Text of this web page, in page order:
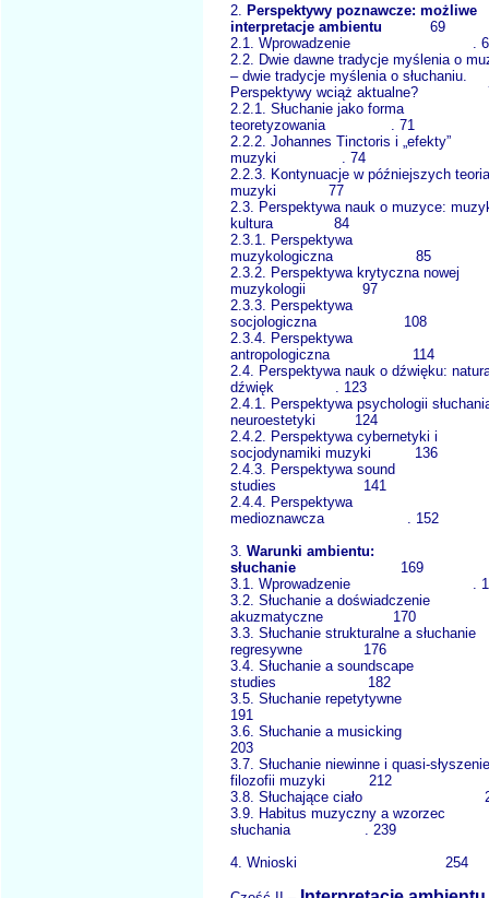
2.
Perspektywy poznawcze: możliwe
interpretacje ambientu
69
2.1. Wprowadzenie .
2.2. Dwie dawne tradycje myślenia o
– dwie tradycje myślenia o słuchaniu.
Perspektywy wciąż aktualne?
2.2.1. Słuchanie jako forma
teoretyzowania . 71
2.2.2. Johannes Tinctoris i „efekty”
muzyki . 74
2.2.3. Kontynuacje w późniejszych
muzyki 77
2.3. Perspektywa nauk o muzyce:
kultura 84
2.3.1. Perspektywa
muzykologiczna 85
2.3.2. Perspektywa krytyczna nowej
muzykologii 97
2.3.3. Perspektywa
socjologiczna 108
2.3.4. Perspektywa
antropologiczna 114
2.4. Perspektywa nauk o dźwięku:
dźwięk . 123
2.4.1. Perspektywa psychologii
neuroestetyki 124
2.4.2. Perspektywa cybernetyki i
socjodynamiki muzyki 136
2.4.3. Perspektywa sound
studies 141
2.4.4. Perspektywa
medioznawcza . 152
3. Warunki ambientu:
słuchanie
169
3.1. Wprowadzenie .
3.2. Słuchanie a doświadczenie
akuzmatyczne 170
3.3. Słuchanie strukturalne a słuchanie
regresywne 176
3.4. Słuchanie a soundscape
studies 182
3.5. Słuchanie
191
3.6. Słuchanie a
203
3.7. Słuchanie niewinne i quasi-
filozofii muzyki 212
3.8. Słuchające ciało
3.9. Habitus muzyczny a wzorzec
słuchania . 239
4. Wnioski 254